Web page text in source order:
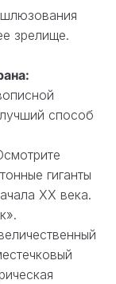
зрелище.
способ
гиганты
XX века.